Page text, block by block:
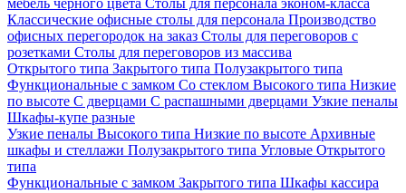
мебель черного цвета Столы для персонала эконом-класса
Классические офисные столы для персонала Производство
офисных перегородок на заказ Столы для переговоров с
розетками Столы для переговоров из массива
Открытого типа Закрытого типа Полузакрытого типа
Функциональные с замком Со стеклом Высокого типа Низкие
по высоте С дверцами С распашными дверцами Узкие пеналы
Шкафы-купе разные
Узкие пеналы Высокого типа Низкие по высоте Архивные
шкафы и стеллажи Полузакрытого типа Угловые Открытого
типа
Функциональные с замком Закрытого типа Шкафы кассира